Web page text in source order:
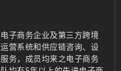
子商务企业及第三方跨境
营系统和供应链咨询、设
务，成员均来之电子商务